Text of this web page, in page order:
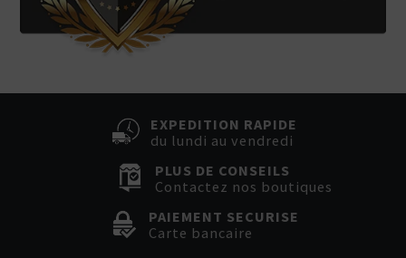
EXPEDITION RAPIDE
du lundi au vendredi
PLUS DE CONSEILS
Contactez nos boutiques
PAIEMENT SECURISE
Carte bancaire